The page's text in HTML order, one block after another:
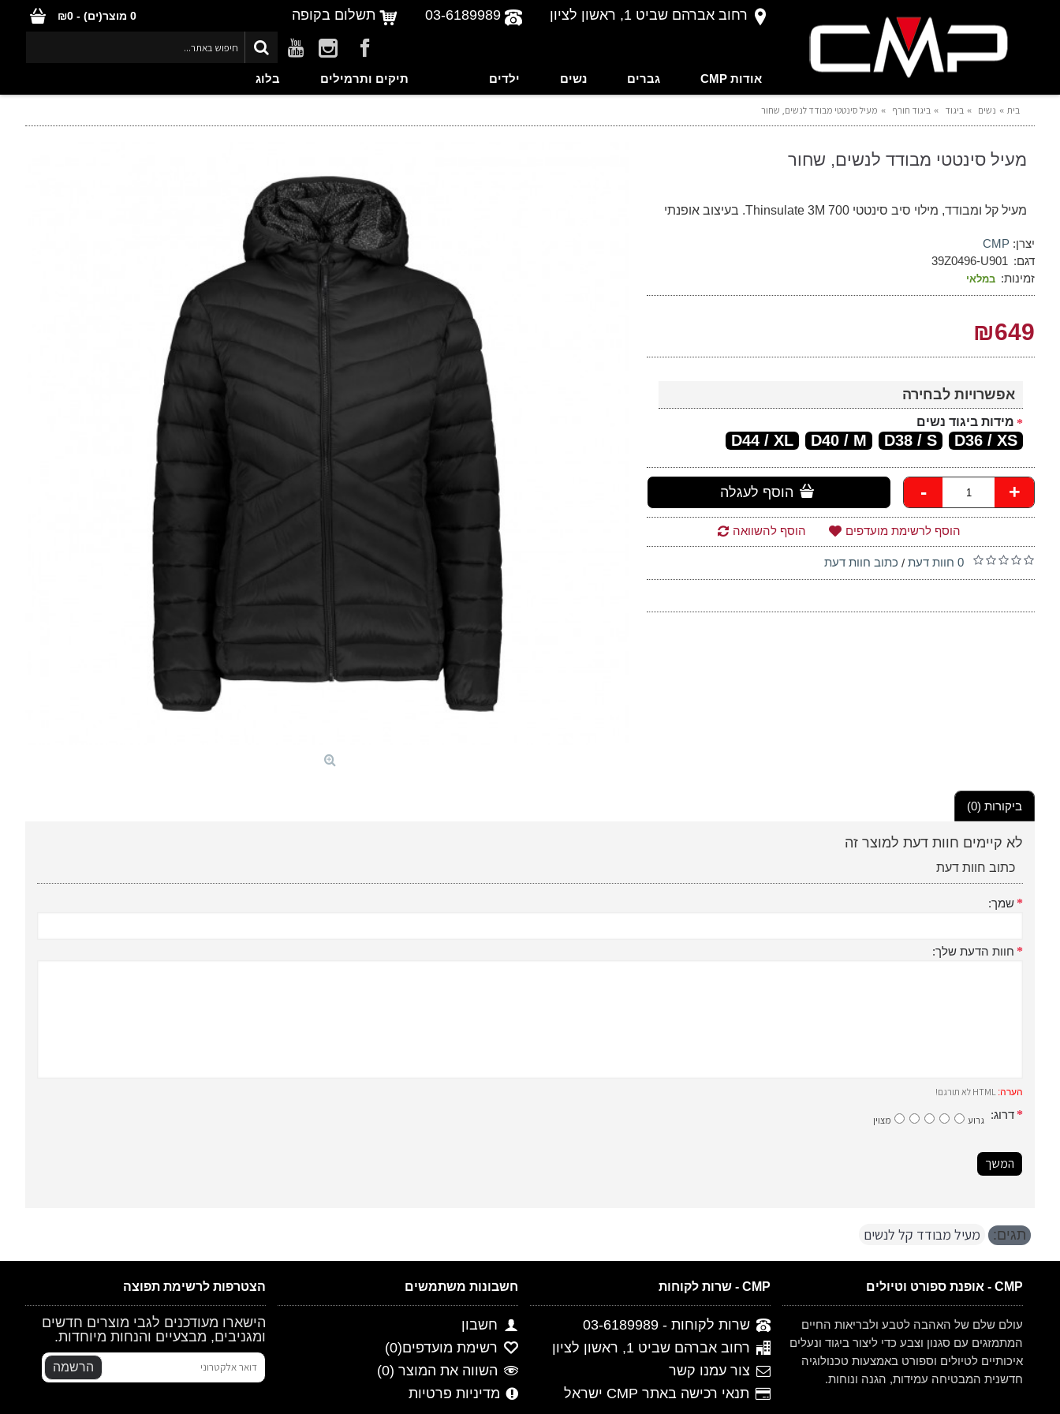
רחוב אברהם שביט 1, ראשון לציון 03-6189989 תשלום בקופה 0 מוצר(ים) - ₪0
אודות CMP גברים נשים ילדים תיקים ותרמילים בלוג
בית נשים ביגוד ביגוד חורף מעיל סינטטי מבודד לנשים, שחור
מעיל סינטטי מבודד לנשים, שחור
מעיל קל ומבודד, מילוי סיב סינטטי Thinsulate 3M 700. בעיצוב אופנתי
יצרן: CMP
דגם: 39Z0496-U901
זמינות: במלאי
₪649
אפשרויות לבחירה
מידות ביגוד נשים
D36 / XS
D38 / S
D40 / M
D44 / XL
- + הוסף לעגלה
הוסף לרשימת מועדפים הוסף להשוואה
0 חוות דעת / כתוב חוות דעת
ביקורות (0)
לא קיימים חוות דעת למוצר זה
כתוב חוות דעת
שמך:
חוות הדעת שלך:
הערה:
דרוג: גרוע מצוין
המשך
תגים: מעיל מבודד קל לנשים
CMP - אופנת ספורט וטיולים
עולם שלם של האהבה לטבע ולבריאות החיים
המתמזגים עם סגנון וצבע כדי ליצור ביגוד ונעלים
איכותיים לטיולים וספורט באמצעות טכנולוגיה
חדשנית המבטיחה עמידות, הגנה ונוחות.
CMP - שרות לקוחות
שרות לקוחות - 03-6189989
רחוב אברהם שביט 1, ראשון לציון
צור עמנו קשר
תנאי רכישה באתר CMP ישראל
חשבונות משתמשים
חשבון
רשימת מועדפים(0
)
השווה את המוצר (0
)
מדיניות פרטיות
הצטרפות לרשימת תפוצה
הישארו מעודכנים לגבי מוצרים חדשים
ומגניבים, מבצעיים והנחות מיוחדות.
הרשמה